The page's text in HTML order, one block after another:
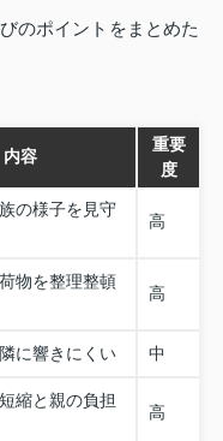
のポイントをまとめた
内容
重要
度
の様子を見守
高
物を整理整頓
高
に響きにくい 中
縮と親の負担
高